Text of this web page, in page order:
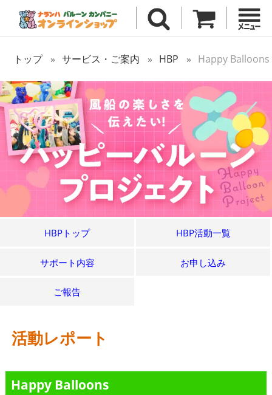
トップ サービス・ご案内 HBP Happy Balloons
HBPトップ HBP活動一覧
サポート内容 お申し込み
ご報告
活動レポート
Happy Balloons